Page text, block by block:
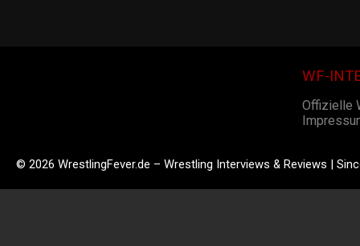
WF-
Offizielle
© 2026 WrestlingFever.de – Wrestling Interviews & Reviews |